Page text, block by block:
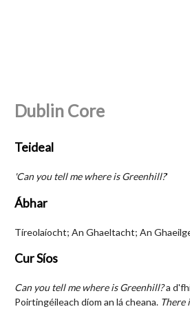
Dublin Core
Teideal
'Can you tell me where is Greenhill?'
Ábhar
Tíreolaíocht; An Ghaeltacht; An
Cur Síos
Can you tell me where is Greenhill?a
Poirtingéileach díom an lá cheana. There